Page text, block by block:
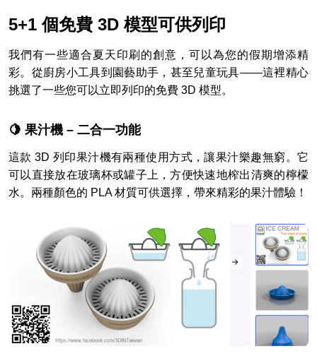
5+1 個免費 3D 模型可供列印
我們有一些適合夏天印刷的創意，可以為您的假期增添精
彩。從廚房小工具到園藝助手，甚至兒童玩具——這裡精心
挑選了一些您可以立即列印的免費 3D 模型。
🍋 果汁機 – 二合一功能
這款 3D 列印果汁機有兩種使用方式，讓果汁樂趣無窮。它
可以直接放在玻璃杯或罐子上，方便快速地榨出清爽的檸檬
水。兩種顏色的 PLA 材質可供選擇，帶來精彩的果汁體驗！